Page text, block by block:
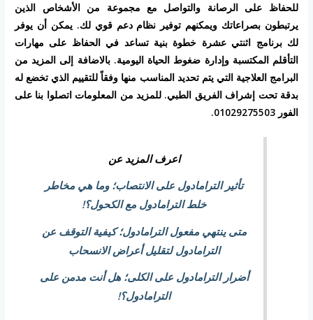
للحفاظ على الرصانة والتواصل مع مجموعة من الأشخاص الذين
يرتبطون بصراعاتك ويمكنهم توفير نظام دعم قوي لك. يمكن أن يوفر
لك برنامج اثنتي عشرة خطوة بنية تساعد في الحفاظ على مهارات
التأقلم المكتسبة وإدارة ضغوط الحياة اليومية. بالاضافة إلى المزيد من
البرامج العلاجية التي يتم تحديد المناسب منها وفقاً للتقييم الذي تخضع له
بدقة تحت إشراف الفريق الطبي. للمزيد من المعلومات اتصلوا بنا على
الفور 01029275503.
اعرف المزيد عن
تأثير الترامادول على الانتصاب؛ وما هي مخاطر
خلط الترامادول مع الكحول؟!
متى ينتهي مفعول الترامادول؛ كيفية التوقف عن
الترامادول لتقليل أعراض الانسحاب
أضرار الترامادول على الكلى؛ هل أنت مدمن على
الترامادول؟!